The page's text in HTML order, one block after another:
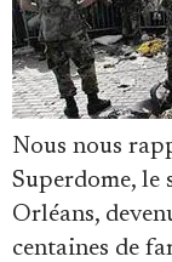
Nous nous
Superdome, le
Orléans,
centaines de